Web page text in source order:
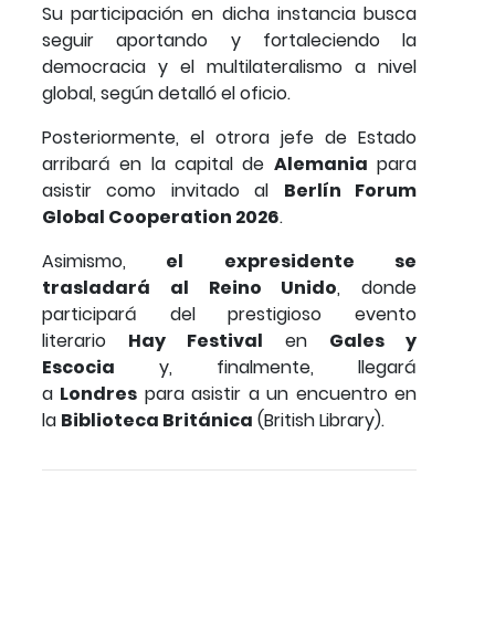
Su participación en dicha instancia busca
seguir aportando y fortaleciendo la
democracia y el multilateralismo a nivel
global, según detalló el oficio.
Posteriormente, el otrora jefe de Estado
arribará en la capital de Alemania para
asistir como invitado al Berlín Forum
Global Cooperation 2026.
Asimismo, el expresidente se
trasladará al Reino Unido, donde
participará del prestigioso evento
literario Hay Festival en Gales y
Escocia y, finalmente, llegará
a Londres para asistir a un encuentro en
la Biblioteca Británica (British Library).